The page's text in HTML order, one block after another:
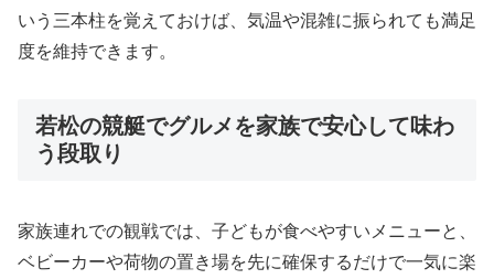
いう三本柱を覚えておけば、気温や混雑に振られても満足
度を維持できます。
若松の競艇でグルメを家族で安心して味わ
う段取り
家族連れでの観戦では、子どもが食べやすいメニューと、
ベビーカーや荷物の置き場を先に確保するだけで一気に楽